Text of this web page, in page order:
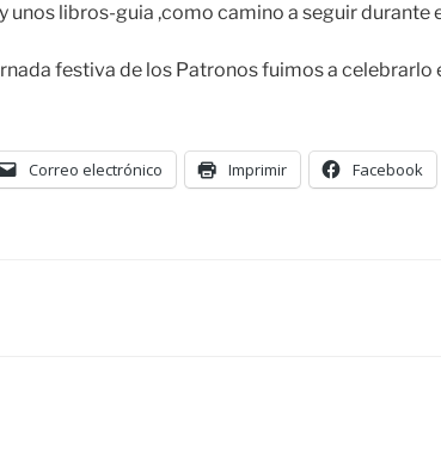
unos libros-guia ,como camino a seguir durante
festiva de los Patronos fuimos a celebrarlo
Correo electrónico Imprimir Facebook